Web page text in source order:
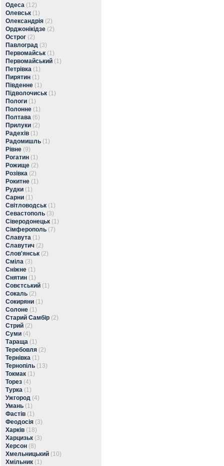
Одеса (12)
Олевськ (1)
Олександрія (2)
Орджонікідзе (2)
Острог (2)
Павлоград (3)
Первомайськ (1)
Первомайський (1)
Петрівка (1)
Пирятин (1)
Південне (1)
Підволочиськ (1)
Пологи (1)
Полонне (1)
Полтава (6)
Прилуки (2)
Радехів (1)
Радомишль (1)
Рівне (9)
Рогатин (1)
Рожище (2)
Розівка (2)
Рокитне (1)
Рудки (1)
Сарни (1)
Світловодськ (1)
Севастополь (3)
Сіверодонецьк (1)
Сімферополь (7)
Славута (1)
Славутич (2)
Слов'янськ (2)
Сміла (3)
Сніжне (1)
Снятин (1)
Совєтський (1)
Сокаль (2)
Сокиряни (1)
Солоне (1)
Старий Самбір (2)
Стрий (2)
Суми (4)
Тараща (1)
Теребовля (2)
Тернівка (1)
Тернопіль (13)
Токмак (1)
Торез (4)
Турка (1)
Ужгород (4)
Умань (1)
Фастів (1)
Феодосія (3)
Харків (18)
Харцизьк (3)
Херсон (8)
Хмельницький (10)
Хмільник (1)